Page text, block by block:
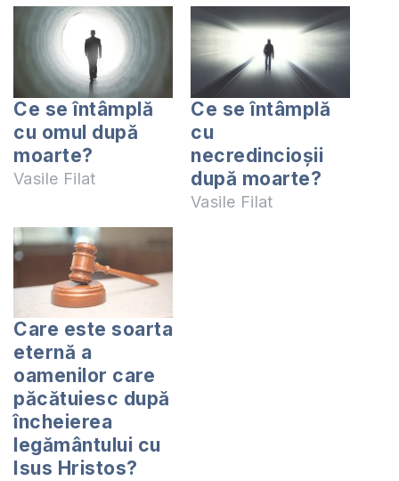
Ce se întâmplă
cu omul după
moarte?
Vasile Filat
Ce se întâmplă
cu
necredincioşii
după moarte?
Vasile Filat
Care este soarta
eternă a
oamenilor care
păcătuiesc după
încheierea
legământului cu
Isus Hristos?